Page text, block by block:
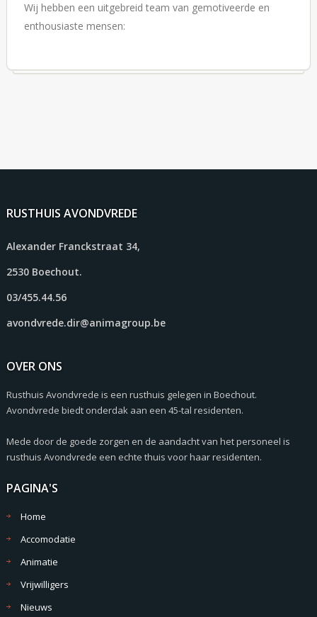
Wij hebben een uitgebreid team van gemotiveerde en
enthousiaste mensen:
RUSTHUIS AVONDVREDE
Alexander Franckstraat 34,
2530 Boechout.
03/455.44.56
avondvrede.dir@animagroup.be
OVER ONS
Rusthuis Avondvrede is een rusthuis gelegen in Boechout.
Avondvrede biedt onderdak aan een 45-tal residenten.
Mede door de goede zorgen en de aandacht van het personeel is
rusthuis Avondvrede een echte thuis voor haar residenten.
PAGINA'S
Home
Accomodatie
Animatie
Vrijwilligers
Nieuws